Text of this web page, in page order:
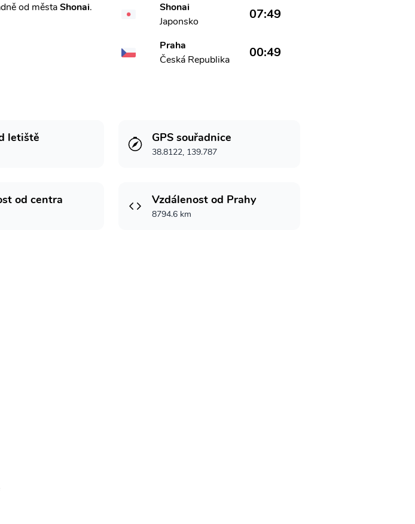
od městaShonai.
Shonai
Japonsko
07:49
Praha
Česká Republika
00:49
letiště GPS souřadnice
38.8122, 139.787
od centra Vzdálenost od Prahy
8794.6 km